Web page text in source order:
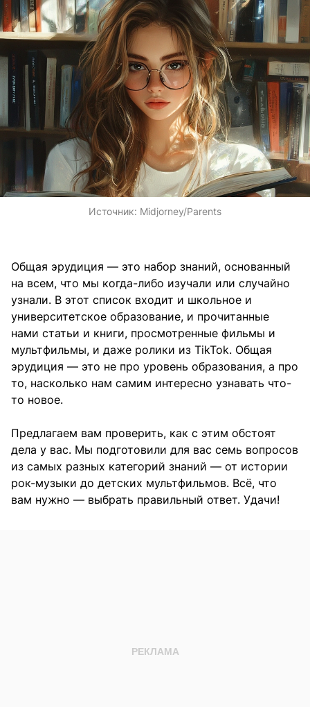
Источник: Midjorney/Parents
Общая эрудиция — это набор знаний, основанный
на всем, что мы когда-либо изучали или случайно
узнали. В этот список входит и школьное и
университетское образование, и прочитанные
нами статьи и книги, просмотренные фильмы и
мультфильмы, и даже ролики из TikTok. Общая
эрудиция — это не про уровень образования, а про
то, насколько нам самим интересно узнавать что-
то новое.
Предлагаем вам проверить, как с этим обстоят
дела у вас. Мы подготовили для вас семь вопросов
из самых разных категорий знаний — от истории
рок-музыки до детских мультфильмов. Всё, что
вам нужно — выбрать правильный ответ. Удачи!